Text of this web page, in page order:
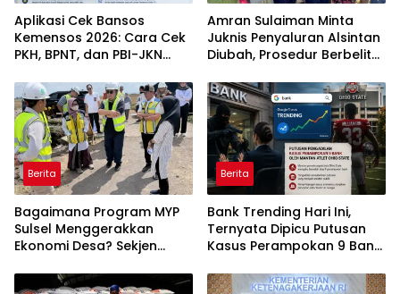
Aplikasi Cek Bansos
Kemensos 2026: Cara Cek
PKH, BPNT, dan PBI-JKN
Amran Sulaiman Minta
Juknis Penyaluran Alsintan
Diubah, Prosedur Berbelit
Berita
Bagaimana Program MYP
Sulsel Menggerakkan
Ekonomi Desa? Sekjen
Infrastruktur
Berita
Bank Trending Hari Ini,
Ternyata Dipicu Putusan
Kasus Perampokan 9 Bank
State